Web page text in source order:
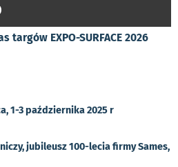
targów EXPO-SURFACE 2026
1-3 października 2025 r
jubileusz 100-lecia firmy Sames,